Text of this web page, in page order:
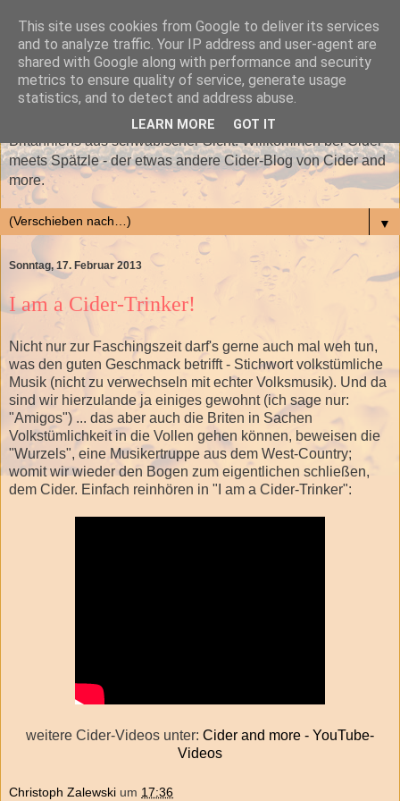
Sinnige und unsinnige Ergüsse rund um das flüssige Gold
Britanniens aus schwäbischer Sicht: Willkommen bei Cider
meets Spätzle - der etwas andere Cider-Blog von Cider and
more.
▼
Sonntag, 17. Februar 2013
I am a Cider-Trinker!
Nicht nur zur Faschingszeit darf's gerne auch mal weh tun,
was den guten Geschmack betrifft - Stichwort volkstümliche
Musik (nicht zu verwechseln mit echter Volksmusik). Und da
sind wir hierzulande ja einiges gewohnt (ich sage nur:
"Amigos") ... das aber auch die Briten in Sachen
Volkstümlichkeit in die Vollen gehen können, beweisen die
"Wurzels", eine Musikertruppe aus dem West-Country;
womit wir wieder den Bogen zum eigentlichen schließen,
dem Cider. Einfach reinhören in "I am a Cider-Trinker":
weitere Cider-Videos unter: Cider and more - YouTube-
Videos
Christoph Zalewski um 17:36
This site uses cookies from Google to deliver its services
and to analyze traffic. Your IP address and user-agent are
shared with Google along with performance and security
metrics to ensure quality of service, generate usage
statistics, and to detect and address abuse.
LEARN MORE GOT IT